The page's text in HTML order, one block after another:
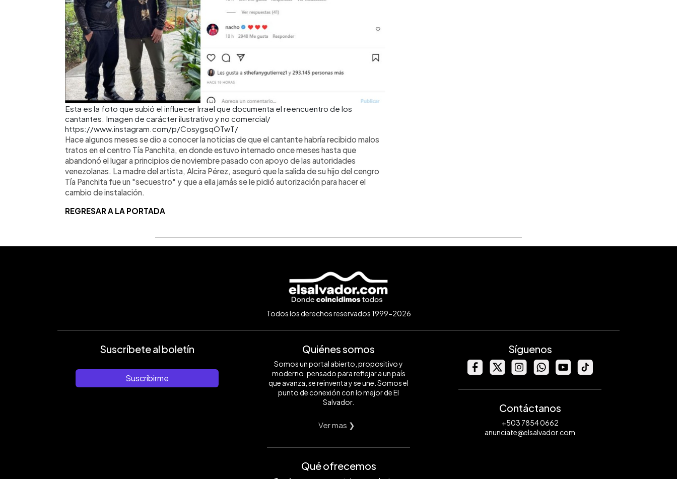
Esta es la foto que subió el influecer Irrael que documenta el reencuentro de los
cantantes. Imagen de carácter ilustrativo y no comercial/
https://www.instagram.com/p/CosygsqOTwT/
Hace algunos meses se dio a conocer la noticias de que el cantante habría recibido malos
tratos en el centro Tía Panchita, en donde estuvo internado once meses hasta que
abandonó el lugar a principios de noviembre pasado con apoyo de las autoridades
venezolanas. La madre del artista, Alcira Pérez, aseguró que la salida de su hijo del cengro
Tía Panchita fue un "secuestro" y que a ella jamás se le pidió autorización para hacer el
cambio de instalación.
REGRESAR A LA PORTADA
Todos los derechos reservados 1999-2026
Suscríbete al boletín
Suscribirme
Quiénes somos
Somos un portal abierto, propositivo y
moderno, pensado para reflejar a un país
que avanza, se reinventa y se une. Somos el
punto de conexión con lo mejor de El
Salvador.
Ver mas ❯
Qué ofrecemos
Síguenos
Contáctanos
+503 7854 0662
anunciate@elsalvador.com